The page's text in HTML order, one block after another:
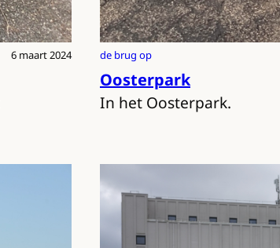
6 maart 2024 de brug op
Oosterpark
In het Oosterpark.